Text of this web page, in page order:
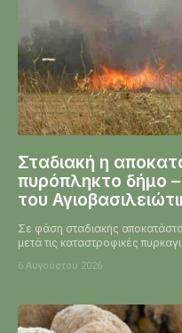
Σταδιακή η
πυρόπληκτο δήμο
του
Σε φάση σταδιακής
μετά τις καταστροφικές
6 Αυγούστου 2026